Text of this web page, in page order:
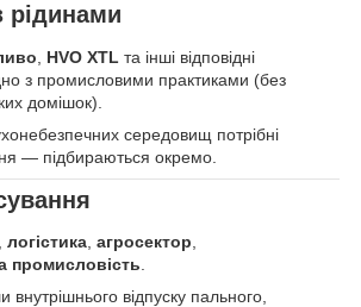
рідинами
HVO XTL та інші відповідні
з промисловими практиками (без
домішок).
середовищ потрібні
— підбираються окремо.
, логістика, агросектор,
промисловість.
внутрішнього відпуску пального,